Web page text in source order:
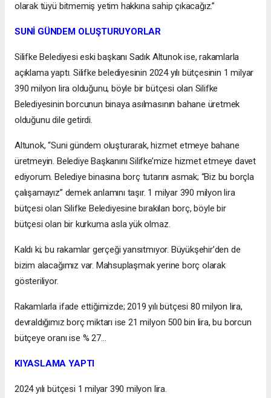
olarak tüyü bitmemiş yetim hakkına sahip çıkacağız.”
SUNİ GÜNDEM OLUŞTURUYORLAR
Silifke Belediyesi eski başkanı Sadık Altunok ise, rakamlarla
açıklama yaptı. Silifke belediyesinin 2024 yılı bütçesinin 1 milyar
390 milyon lira olduğunu, böyle bir bütçesi olan Silifke
Belediyesinin borcunun binaya asılmasının bahane üretmek
olduğunu dile getirdi.
Altunok, “Suni gündem oluşturarak, hizmet etmeye bahane
üretmeyin. Belediye Başkanını Silifke’mize hizmet etmeye davet
ediyorum. Belediye binasına borç tutarını asmak; “Biz bu borçla
çalışamayız” demek anlamını taşır. 1 milyar 390 milyon lira
bütçesi olan Silifke Belediyesine bırakılan borç, böyle bir
bütçesi olan bir kurkuma asla yük olmaz.
Kaldı ki; bu rakamlar gerçeği yansıtmıyor. Büyükşehir’den de
bizim alacağımız var. Mahsuplaşmak yerine borç olarak
gösteriliyor.
Rakamlarla ifade ettiğimizde; 2019 yılı bütçesi 80 milyon lira,
devraldığımız borç miktarı ise 21 milyon 500 bin lira, bu borcun
bütçeye oranı ise % 27…
KIYASLAMA YAPTI
2024 yılı bütçesi 1 milyar 390 milyon lira.